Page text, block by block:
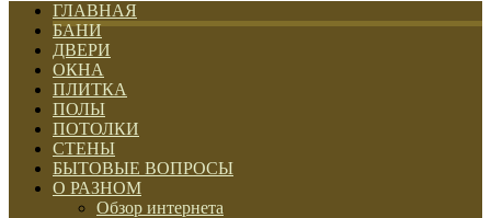
ГЛАВНАЯ
БАНИ
ДВЕРИ
ОКНА
ПЛИТКА
ПОЛЫ
ПОТОЛКИ
СТЕНЫ
БЫТОВЫЕ ВОПРОСЫ
О РАЗНОМ
Обзор интернета